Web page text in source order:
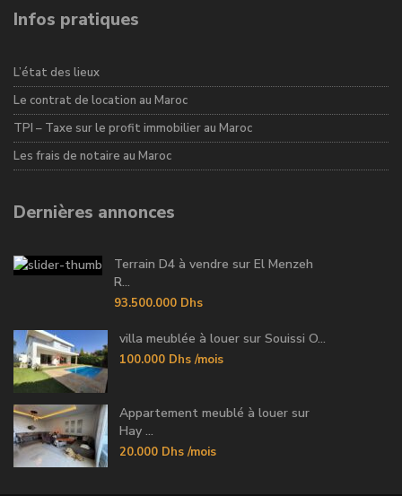
Infos pratiques
L’état des lieux
Le contrat de location au Maroc
TPI – Taxe sur le profit immobilier au Maroc
Les frais de notaire au Maroc
Dernières annonces
Terrain D4 à vendre sur El Menzeh
R...
93.500.000 Dhs
villa meublée à louer sur Souissi O...
100.000 Dhs /mois
Appartement meublé à louer sur
Hay ...
20.000 Dhs /mois